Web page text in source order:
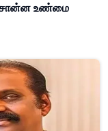
சொன்ன உண்மை